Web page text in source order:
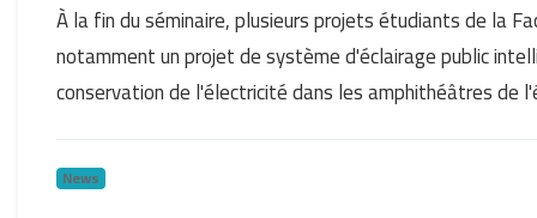
À la fin du séminaire, plusieurs projets étudiants de la
notamment un projet de système d'éclairage public
conservation de l'électricité dans les amphithéâtres de
News